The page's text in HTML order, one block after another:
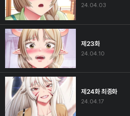
24.04.03
제23화
24.04.10
제24화 최종화
24.04.17